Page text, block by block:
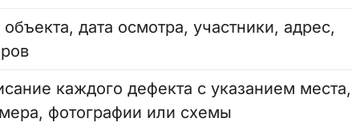
дата осмотра, участники, адрес,
каждого дефекта с указанием места,
фотографии или схемы